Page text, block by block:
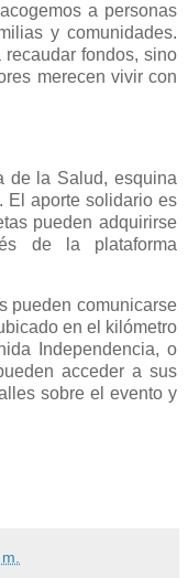
a personas
y comunidades.
fondos, sino
merecen vivir con
de la Salud, esquina
El aporte solidario es
pueden adquirirse
de la plataforma
pueden comunicarse
en el kilómetro
Independencia, o
acceder a sus
sobre el evento y